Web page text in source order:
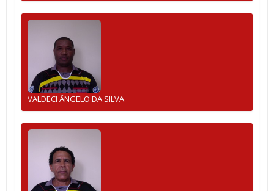
VALDECI ÂNGELO DA SILVA